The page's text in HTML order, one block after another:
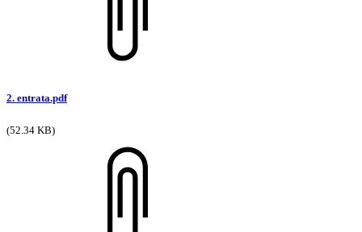
2. entrata.pdf
(52.34 KB)